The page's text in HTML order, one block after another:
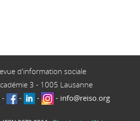
d'information sociale
3 - 1005 Lausanne
- - - - info@reiso.org